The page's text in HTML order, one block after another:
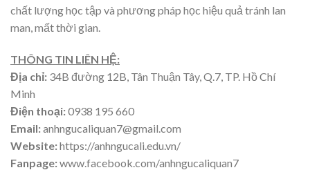
chất lượng học tập và phương pháp học hiệu quả tránh lan
man, mất thời gian.
THÔNG TIN LIÊN HỆ:
Địa chỉ: 34B đường 12B, Tân Thuận Tây, Q.7, TP. Hồ Chí
Minh
Điện thoại:0938 195 660
Email:anhngucaliquan7@gmail.com
Website:https://anhngucali.edu.vn/
Fanpage:www.facebook.com/anhngucaliquan7